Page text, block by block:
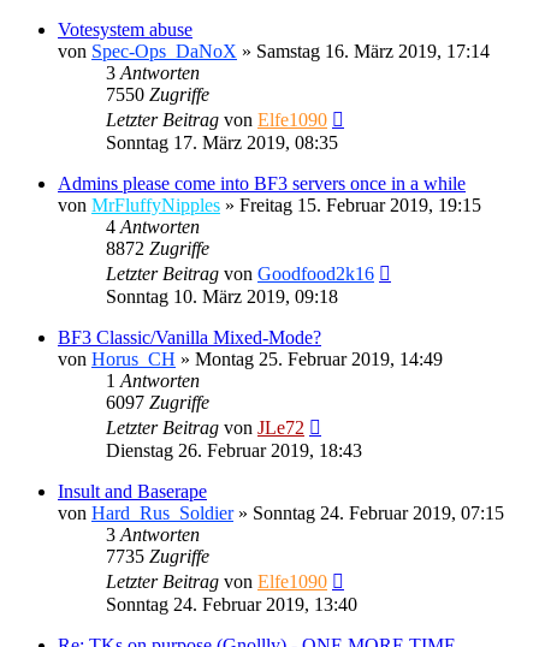
Votesystem abuse
von Spec-Ops_DaNoX » Samstag 16. März 2019, 17:14
3 Antworten
7550 Zugriffe
Letzter Beitrag von Elfe1090
Sonntag 17. März 2019, 08:35
Admins please come into BF3 servers once in a while
von MrFluffyNipples » Freitag 15. Februar 2019, 19:15
4 Antworten
8872 Zugriffe
Letzter Beitrag von Goodfood2k16
Sonntag 10. März 2019, 09:18
BF3 Classic/Vanilla Mixed-Mode?
von Horus_CH » Montag 25. Februar 2019, 14:49
1 Antworten
6097 Zugriffe
Letzter Beitrag von JLe72
Dienstag 26. Februar 2019, 18:43
Insult and Baserape
von Hard_Rus_Soldier» Sonntag 24. Februar 2019, 07:15
3 Antworten
7735 Zugriffe
Letzter Beitrag von Elfe1090
Sonntag 24. Februar 2019, 13:40